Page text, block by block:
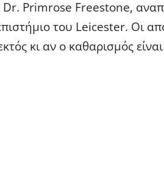
Dr. Primrose Freestone,
του Leicester. Οι
κι αν ο καθαρισμός